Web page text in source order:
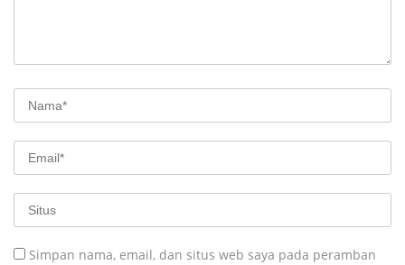
Simpan nama, email, dan situs web saya pada peramban